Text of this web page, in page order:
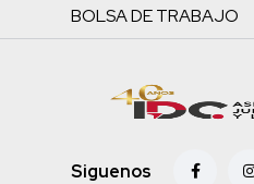
BOLSA DE TRABAJO
Siguenos